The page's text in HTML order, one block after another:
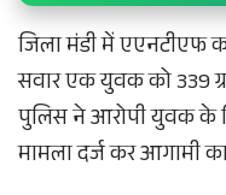
जिला मंडी में एएनटीएफ
सवार एक युवक को 339
पुलिस ने आरोपी युवक के
मामला दर्ज कर आगामी